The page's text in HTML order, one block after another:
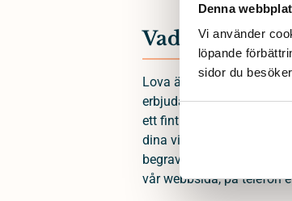
Denna
Vi använder
löpande
sidor du
Vad vi lovar
Lova är en
erbjuda människor i sorg
ett fint avsked. Som
dina villkor och du
begravningen. Vi finns
vår webbsida, på telefon